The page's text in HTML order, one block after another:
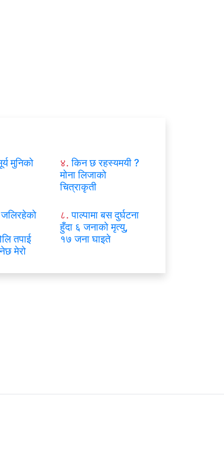
मुनिको ४. किन छ रहस्यमयी ?
मोना लिजाको
चित्राकृती
तपाई
मेरो
८. पाल्पामा बस दुर्घटना
हुँदा ६ जनाको मृत्यु,
१७ जना घाइते